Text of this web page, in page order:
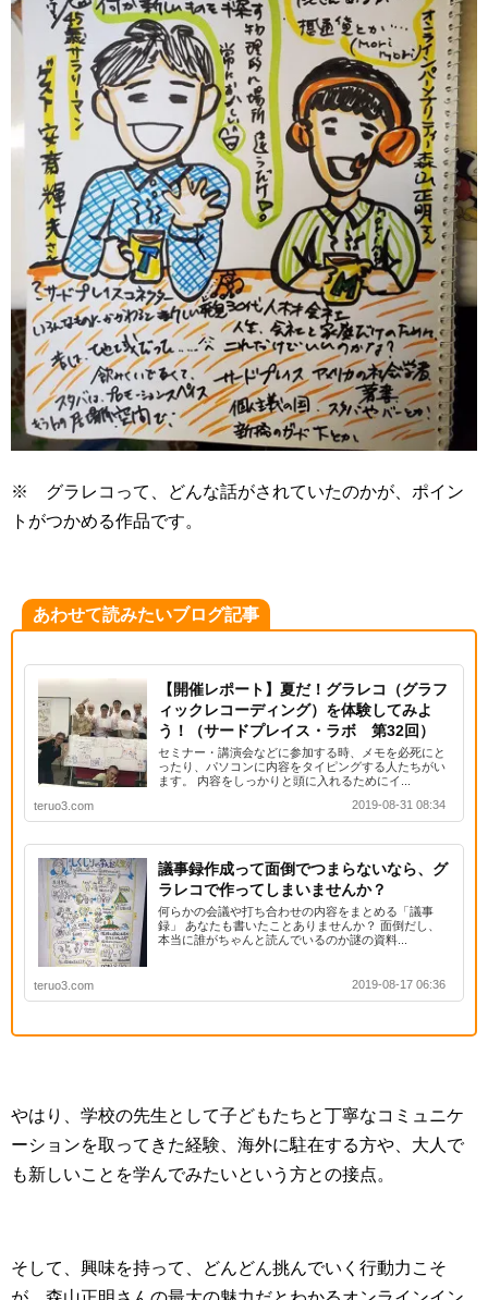
※ グラレコって、どんな話がされていたのかが、ポイン
トがつかめる作品です。
あわせて読みたいブログ記事
【開催レポート】夏だ！グラレコ（グラフ
ィックレコーディング）を体験してみよ
う！（サードプレイス・ラボ 第32回）
セミナー・講演会などに参加する時、メモを必死にと
ったり、パソコンに内容をタイピングする人たちがい
ます。 内容をしっかりと頭に入れるためにイ...
teruo3.com
2019-08-31 08:34
議事録作成って面倒でつまらないなら、グ
ラレコで作ってしまいませんか？
何らかの会議や打ち合わせの内容をまとめる「議事
録」 あなたも書いたことありませんか？ 面倒だし、
本当に誰がちゃんと読んでいるのか謎の資料...
teruo3.com 2019-08-17 06:36
やはり、学校の先生として子どもたちと丁寧なコミュニケ
ーションを取ってきた経験、海外に駐在する方や、大人で
も新しいことを学んでみたいという方との接点。
そして、興味を持って、どんどん挑んでいく行動力こそ